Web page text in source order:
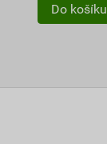
Do košíku